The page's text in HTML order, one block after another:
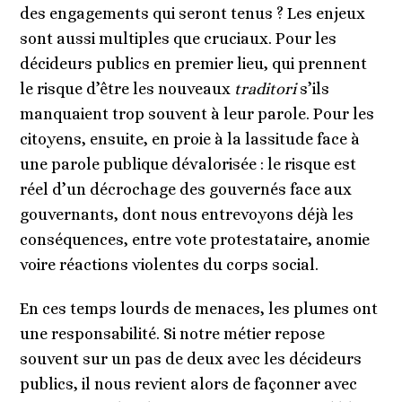
des engagements qui seront tenus ? Les enjeux
sont aussi multiples que cruciaux. Pour les
décideurs publics en premier lieu, qui prennent
le risque d’être les nouveaux traditoris’ils
manquaient trop souvent à leur parole. Pour les
citoyens, ensuite, en proie à la lassitude face à
une parole publique dévalorisée : le risque est
réel d’un décrochage des gouvernés face aux
gouvernants, dont nous entrevoyons déjà les
conséquences, entre vote protestataire, anomie
voire réactions violentes du corps social.
En ces temps lourds de menaces, les plumes ont
une responsabilité. Si notre métier repose
souvent sur un pas de deux avec les décideurs
publics, il nous revient alors de façonner avec